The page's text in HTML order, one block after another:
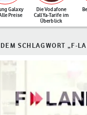
Galaxy
Preise
Die Vodafone
CallYa-Tarife im
Überblick
SCHLAGWORT „F-